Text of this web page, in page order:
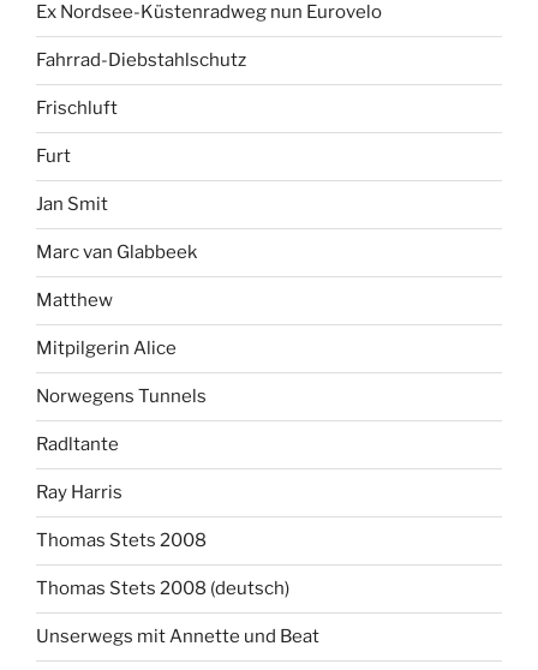
Ex Nordsee-Küstenradweg nun Eurovelo
Fahrrad-Diebstahlschutz
Frischluft
Furt
Jan Smit
Marc van Glabbeek
Matthew
Mitpilgerin Alice
Norwegens Tunnels
Radltante
Ray Harris
Thomas Stets 2008
Thomas Stets 2008 (deutsch)
Unserwegs mit Annette und Beat